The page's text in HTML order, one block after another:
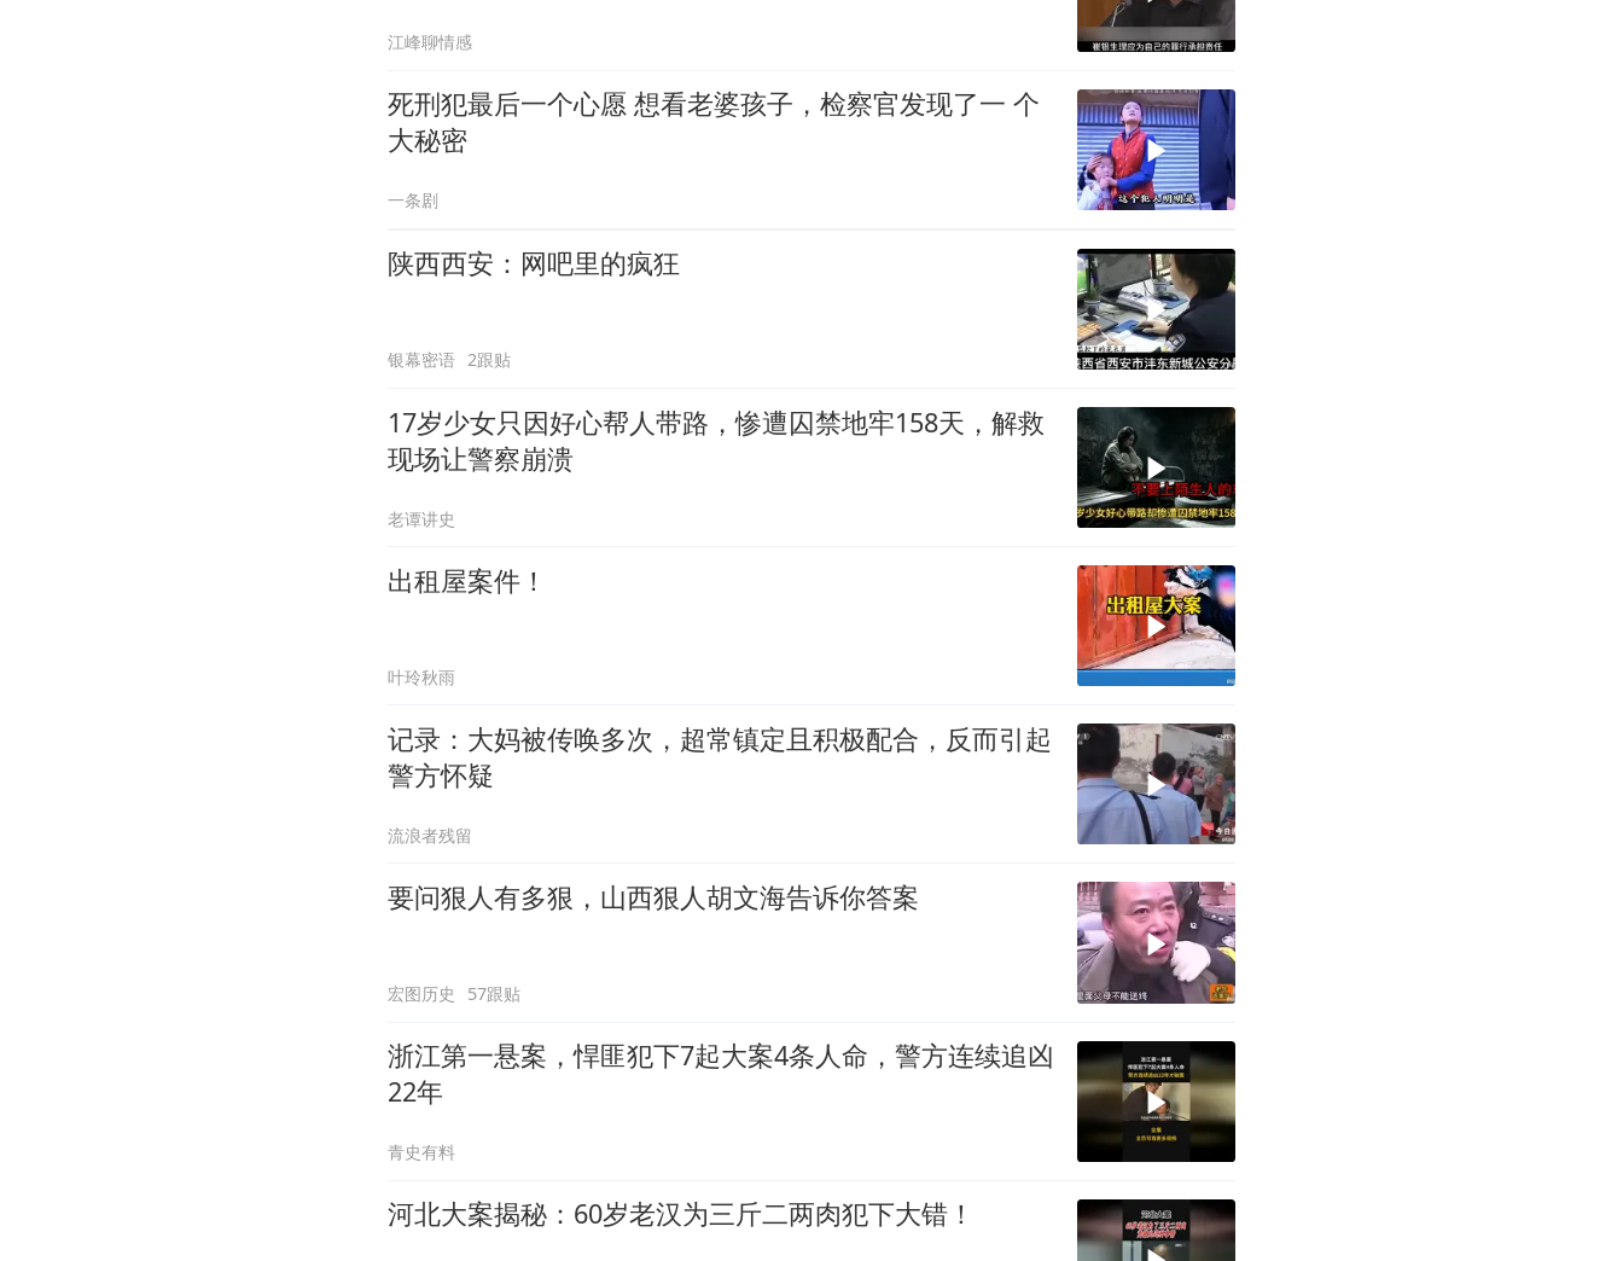
江峰聊情感
死刑犯最后一个心愿 想看老婆孩子，检察官发现了一 个
大秘密
一条剧
陕西西安：网吧里的疯狂
银幕密语 2跟贴
17岁少女只因好心帮人带路，惨遭囚禁地牢158天，解救
现场让警察崩溃
老谭讲史
出租屋案件！
叶玲秋雨
记录：大妈被传唤多次，超常镇定且积极配合，反而引起
警方怀疑
流浪者残留
要问狠人有多狠，山西狠人胡文海告诉你答案
宏图历史 57跟贴
浙江第一悬案，悍匪犯下7起大案4条人命，警方连续追凶
22年
青史有料
河北大案揭秘：60岁老汉为三斤二两肉犯下大错！